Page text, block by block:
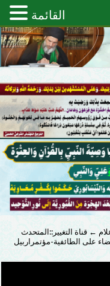
← قناة التغيير::المتحدث
على الطائفية-مؤتمراربيل
القائمة